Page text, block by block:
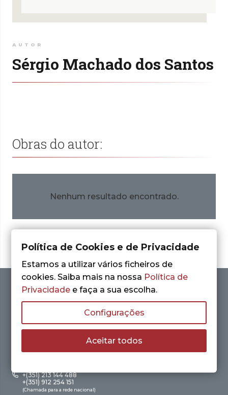
AUTOR
Sérgio Machado dos Santos
Obras do autor:
Nenhum resultado encontrado.
+(351) 213 144 488
+(351) 912 254 151
(Chamada para a rede nacional)
Política de Cookies e de Privacidade
Estamos a utilizar vários ficheiros de
cookies. Saiba mais na nossa Política de
Privacidade e faça a sua escolha.
Configurações
Aceitar todos